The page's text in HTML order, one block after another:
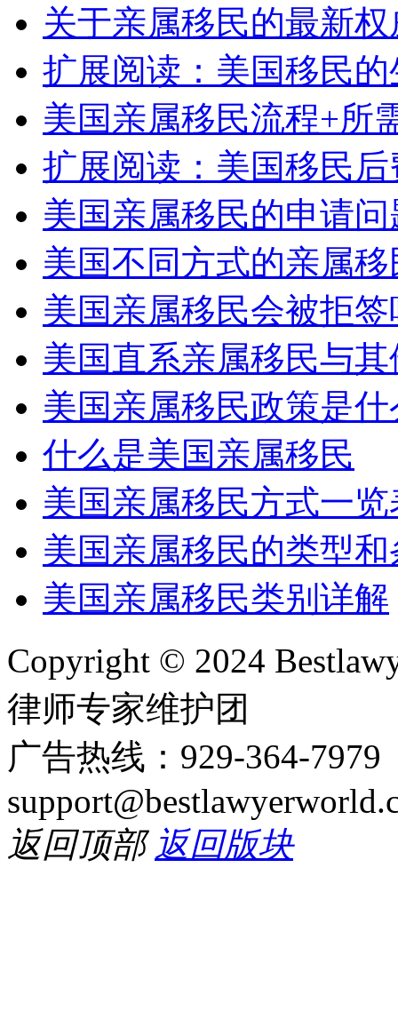
关于亲属移民的最新
扩展阅读：美国移民
美国亲属移民流程+所
扩展阅读：美国移民后
美国亲属移民的申请
美国不同方式的亲属
美国亲属移民会被拒
美国直系亲属移民与
美国亲属移民政策是什
什么是美国亲属移民
美国亲属移民方式一览
美国亲属移民的类型和
美国亲属移民类别详解
Copyright © 2024
律师专家维护团
广告热线：929-364-
返回顶部 返回版块